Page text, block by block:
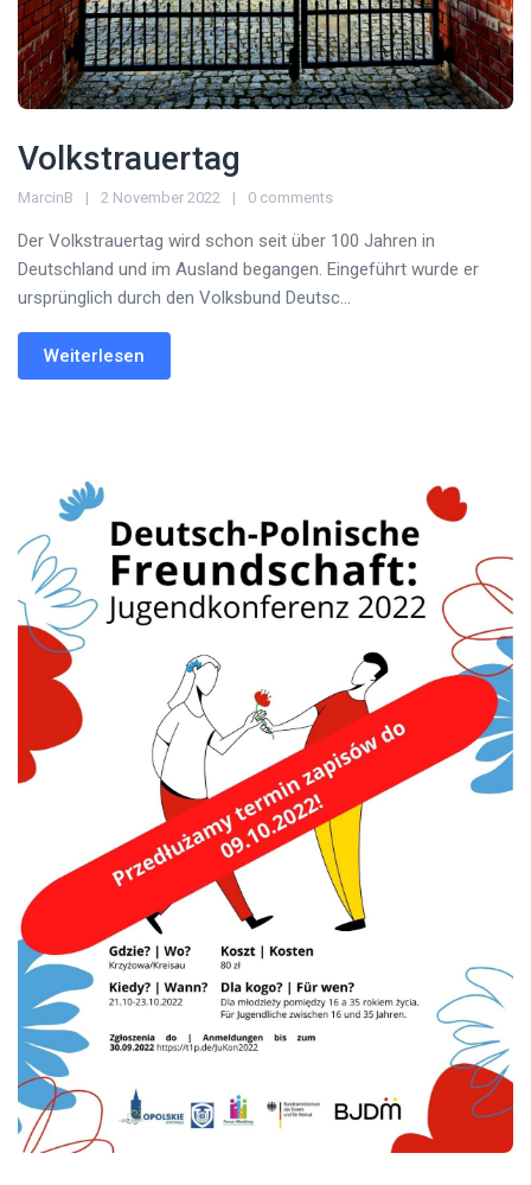
Volkstrauertag
MarcinB 2 November 2022 0 comments
Der Volkstrauertag wird schon seit über 100 Jahren in
Deutschland und im Ausland begangen. Eingeführt wurde er
ursprünglich durch den Volksbund Deutsc...
Weiterlesen